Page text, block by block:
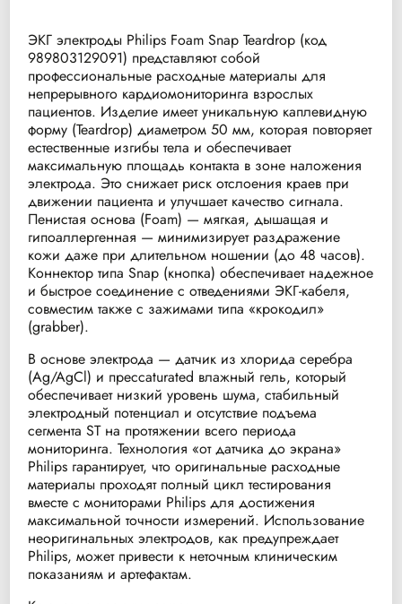
ЭКГ электроды Philips Foam Snap Teardrop (код
989803129091) представляют собой
профессиональные расходные материалы для
непрерывного кардиомониторинга взрослых
пациентов. Изделие имеет уникальную каплевидную
форму (Teardrop) диаметром 50 мм, которая повторяет
естественные изгибы тела и обеспечивает
максимальную площадь контакта в зоне наложения
электрода. Это снижает риск отслоения краев при
движении пациента и улучшает качество сигнала.
Пенистая основа (Foam) — мягкая, дышащая и
гипоаллергенная — минимизирует раздражение
кожи даже при длительном ношении (до 48 часов).
Коннектор типа Snap (кнопка) обеспечивает надежное
и быстрое соединение с отведениями ЭКГ-кабеля,
совместим также с зажимами типа «крокодил»
(grabber).
В основе электрода — датчик из хлорида серебра
(Ag/AgCl) и прессaturated влажный гель, который
обеспечивает низкий уровень шума, стабильный
электродный потенциал и отсутствие подъема
сегмента ST на протяжении всего периода
мониторинга. Технология «от датчика до экрана»
Philips гарантирует, что оригинальные расходные
материалы проходят полный цикл тестирования
вместе с мониторами Philips для достижения
максимальной точности измерений. Использование
неоригинальных электродов, как предупреждает
Philips, может привести к неточным клиническим
показаниям и артефактам.